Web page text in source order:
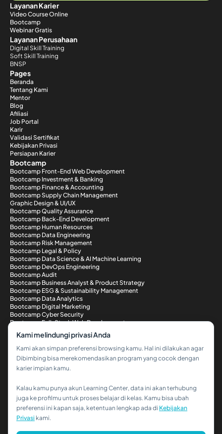
Hi!👋
Kalau kamu butuh bantuan,
Layanan Karier
Video Course Online
Bootcamp
Webinar Gratis
Layanan Perusahaan
Digital Skill Training
Soft Skill Training
BNSP
Pages
Beranda
Tentang Kami
Mentor
Blog
Afiliasi
Job Portal
Karir
Validasi Sertifikat
Kebijakan Privasi
Persiapan Karier
Bootcamp
Bootcamp Front-End Web Development
Bootcamp Investment & Banking
Bootcamp Finance & Accounting
Bootcamp Supply Chain Management
Graphic Design & UI/UX
Bootcamp Quality Assurance
Bootcamp Back-End Development
Bootcamp Human Resources
Bootcamp Data Engineering
Bootcamp Risk Management
Bootcamp Legal & Policy
Bootcamp Data Science & AI Machine Learning
Bootcamp DevOps Engineering
Bootcamp Audit
Bootcamp Business Analyst & Product Strategy
Bootcamp ESG & Sustainability Management
Bootcamp Data Analytics
Bootcamp Digital Marketing
Bootcamp Cyber Security
Bootcamp Full-Stack Web Development
Metode Pembayaran
Kami melindungi privasi Anda
Kami akan simpan preferensi browsing kamu. Hal ini dilakukan agar
Dibimbing bisa merekomendasikan program yang cocok dengan
karier impian kamu.
Kalau kamu punya akun Learning Center, data ini akan terhubung
juga ke profilmu untuk proses belajar di kelas. Kamu bisa ubah
preferensi ini kapan saja, ketentuan lengkap ada di Kebijakan
Privasi kami.